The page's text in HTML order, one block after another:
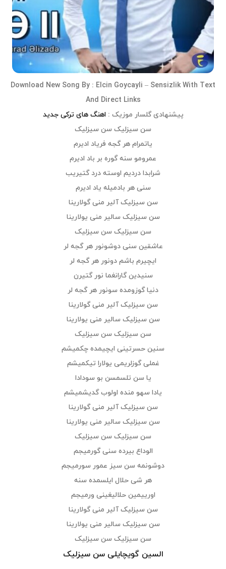
Download New Song By : Elcin Goycayli – Sensizlik With Text
And Direct Links
پیشنهادی گلسار موزیک : اهنگ های ترکی جدید
سن سیزلیک سن سیزلیک
یاتمرام هر گجه فریاد ادیرم
عمرومو سنه گوره بر باد ادیرم
شرابدا دردیم اوسته درد گتیریب
سنی هر بادمیله یاد ادیرم
سن سیزلیک آلیر منی گولارینا
سن سیزلیک سالیر منی یولارینا
سن سیزلیک سن سیزلیک
عاشقین سنی دوشونور هر گجه لر
ایچیرم باشم دونور هر گجه لر
سنیدین گارانغما نور گتیرن
دنیا گوزومده سونور هر گجه لر
سن سیزلیک آلیر منی گولارینا
سن سیزلیک سالیر منی یولارینا
سن سیزلیک سن سیزلیک
سنین حسرتینی ایچیمده چکمیشم
غملی گوزلریمی یولارا تیکمیشم
یا سن تلسمسن بو سودادا
یادا سهو منده اولوب گدیشمیشم
سن سیزلیک آلیر منی گولارینا
سن سیزلیک سالیر منی یولارینا
سن سیزلیک سن سیزلیک
الوداع بیرده سنی گورمیجم
دوشونمه سن سیز عمور سورمیجم
هر شی حلال ایلسمده سنه
اورییمین حلالیغینی ورمیجم
سن سیزلیک آلیر منی گولارینا
سن سیزلیک سالیر منی یولارینا
سن سیزلیک سن سیزلیک
السین گویچایلی سن سیزلیک